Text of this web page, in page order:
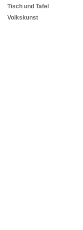
Tisch und Tafel
Volkskunst